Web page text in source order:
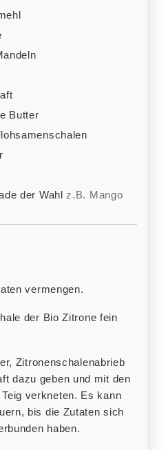
Butter
der Wahl z.B. Mango
vermengen.
dazu geben und mit den
verkneten. Es kann
bis die Zutaten sich
haben.